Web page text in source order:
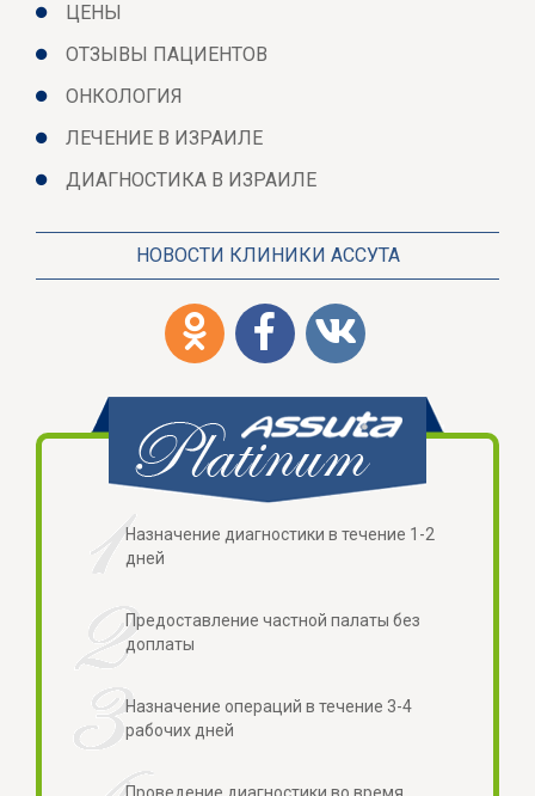
ЦЕНЫ
ОТЗЫВЫ ПАЦИЕНТОВ
ОНКОЛОГИЯ
ЛЕЧЕНИЕ В ИЗРАИЛЕ
ДИАГНОСТИКА В ИЗРАИЛЕ
НОВОСТИ КЛИНИКИ АССУТА
Назначение диагностики в течение 1-2
дней
Предоставление частной палаты без
доплаты
Назначение операций в течение 3-4
рабочих дней